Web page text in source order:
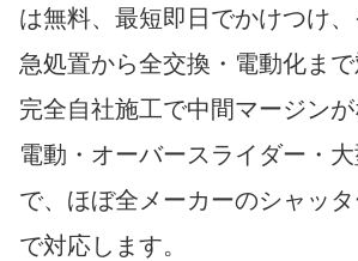
は無料、最短即日でかけつけ
急処置から全交換・電動化まで
完全自社施工で中間マージンが
電動・オーバースライダー・
で、ほぼ全メーカーのシャッ
で対応します。